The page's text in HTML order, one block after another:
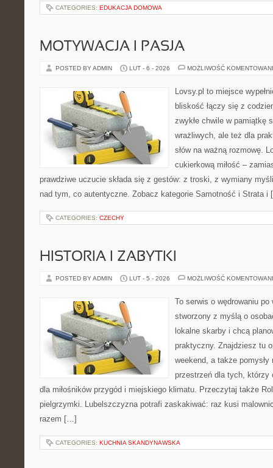
CATEGORIES: EDUKACJA DOMOWA
MOTYWACJA I PASJA
POSTED BY ADMIN LUT - 6 - 2026 MOŻLIWOŚĆ
Lovsy.pl to miejsce
bliskość łączy się z
zwykłe chwile w pamiątkę
wrażliwych, ale też dla
słów na ważną rozmowę.
cukierkową miłość –
prawdziwe uczucie składa się z gestów: z troski, z wymiany
nad tym, co autentyczne. Zobacz kategorie Samotność i Strata
CATEGORIES: CZECHY
HISTORIA I ZABYTKI
POSTED BY ADMIN LUT - 5 - 2026 MOŻLIWOŚĆ
To serwis o wędrowaniu
stworzony z myślą o
lokalne skarby i chcą
praktyczny. Znajdziesz tu
weekend, a także
przestrzeń dla tych, którzy
dla miłośników przygód i miejskiego klimatu. Przeczytaj także
pielgrzymki. Lubelszczyzna potrafi zaskakiwać: raz kusi
razem […]
CATEGORIES: KUCHNIA SKANDYNAWSKA